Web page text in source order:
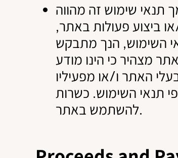
שימוש זה מהווה
ביצוע פעולות באתר,
השימוש, הנך מתבקש
מצהיר כי הינו מודע
האתר ו/או מפעיליו
תנאי השימוש. כשרות
להשתמש באתר.